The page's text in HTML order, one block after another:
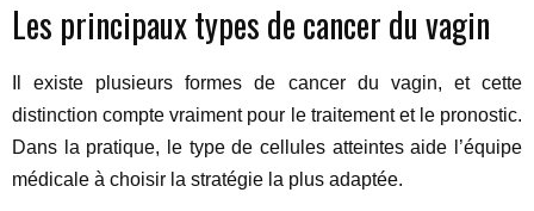
Les principaux types de cancer du vagin
Il existe plusieurs formes de cancer du vagin, et cette
distinction compte vraiment pour le traitement et le pronostic.
Dans la pratique, le type de cellules atteintes aide l’équipe
médicale à choisir la stratégie la plus adaptée.